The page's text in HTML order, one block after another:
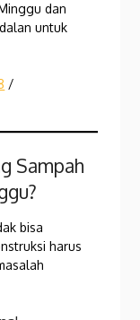
dan
untuk
/
Sampah
bisa
harus